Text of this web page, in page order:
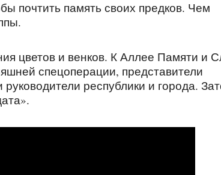
почтить память своих предков. Чем
цветов и венков. К Аллее Памяти и
спецоперации, представители
республики и города.